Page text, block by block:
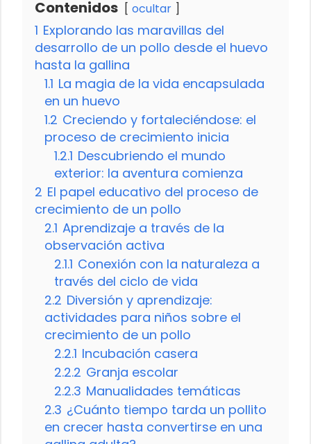
Contenidos ocultar
1 Explorando las maravillas del
desarrollo de un pollo desde el huevo
hasta la gallina
1.1 La magia de la vida encapsulada
en un huevo
1.2 Creciendo y fortaleciéndose: el
proceso de crecimiento inicia
1.2.1 Descubriendo el mundo
exterior: la aventura comienza
2 El papel educativo del proceso de
crecimiento de un pollo
2.1 Aprendizaje a través de la
observación activa
2.1.1 Conexión con la naturaleza a
través del ciclo de vida
2.2 Diversión y aprendizaje:
actividades para niños sobre el
crecimiento de un pollo
2.2.1 Incubación casera
2.2.2 Granja escolar
2.2.3 Manualidades temáticas
2.3 ¿Cuánto tiempo tarda un pollito
en crecer hasta convertirse en una